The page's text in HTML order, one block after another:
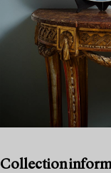
Collection